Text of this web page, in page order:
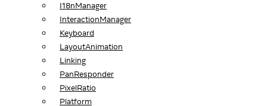
I18nManager
InteractionManager
Keyboard
LayoutAnimation
Linking
PanResponder
PixelRatio
Platform